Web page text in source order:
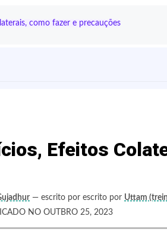
como fazer e precauções
Efeitos
— escrito por escrito por Uttam
NO OUTBRO 25, 2023